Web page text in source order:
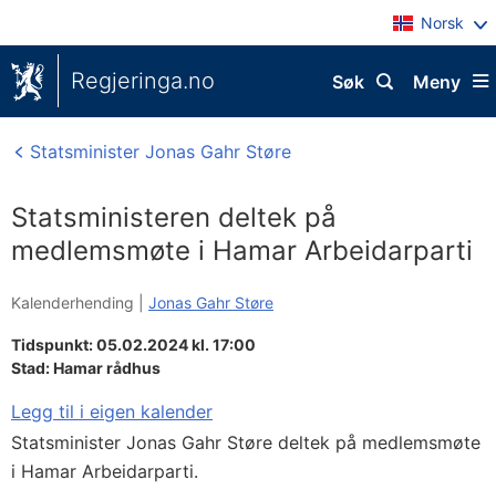
Norsk
Regjeringa.no Meny
Søk
Statsminister Jonas Gahr Støre
Statsministeren deltek på
medlemsmøte i Hamar Arbeidarparti
Kalenderhending | Jonas Gahr Støre
Tidspunkt: 05.02.2024 kl. 17:00
Stad:Hamar rådhus
Legg til i eigen kalender
Statsminister Jonas Gahr Støre deltek på medlemsmøte
i Hamar Arbeidarparti.